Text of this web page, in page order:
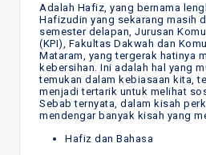
Adalah Hafiz, yang bernama
Hafizudin yang sekarang masih
semester delapan, Jurusan
(KPI), Fakultas Dakwah dan
Mataram, yang tergerak hatinya
kebersihan. Ini adalah hal yang
temukan dalam kebiasaan kita,
menjadi tertarik untuk melihat
Sebab ternyata, dalam kisah
mendengar banyak kisah yang
Hafiz dan Bahasa